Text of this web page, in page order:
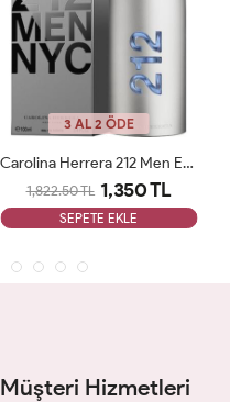
3 AL 2 ÖDE
Carolina Herrera 212 Men Edt 100 Ml ARC JLT Man
1,822.50 TL 1,350 TL
SEPETE EKLE
Müşteri Hizmetleri